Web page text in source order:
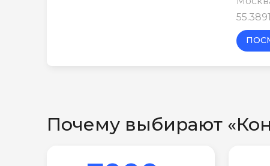
Почему выбирают